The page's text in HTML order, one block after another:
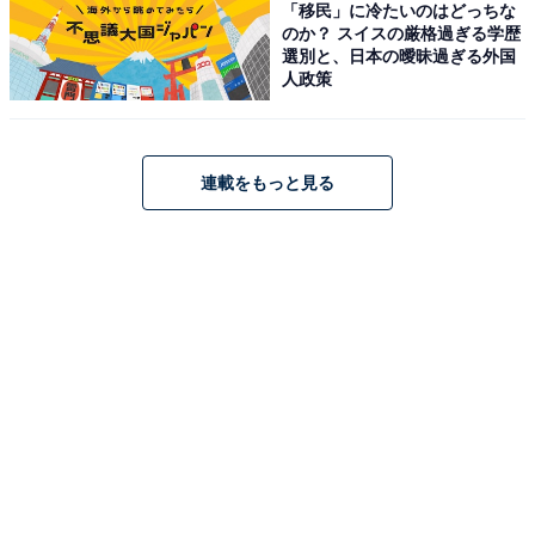
「移民」に冷たいのはどっちな
のか？ スイスの厳格過ぎる学歴
選別と、日本の曖昧過ぎる外国
人政策
連載をもっと見る